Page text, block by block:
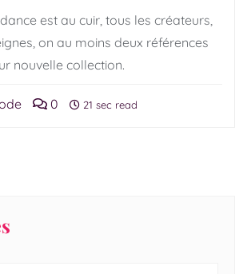
est au cuir, tous les créateurs,
on au moins deux références
nouvelle collection.
0 21 sec read